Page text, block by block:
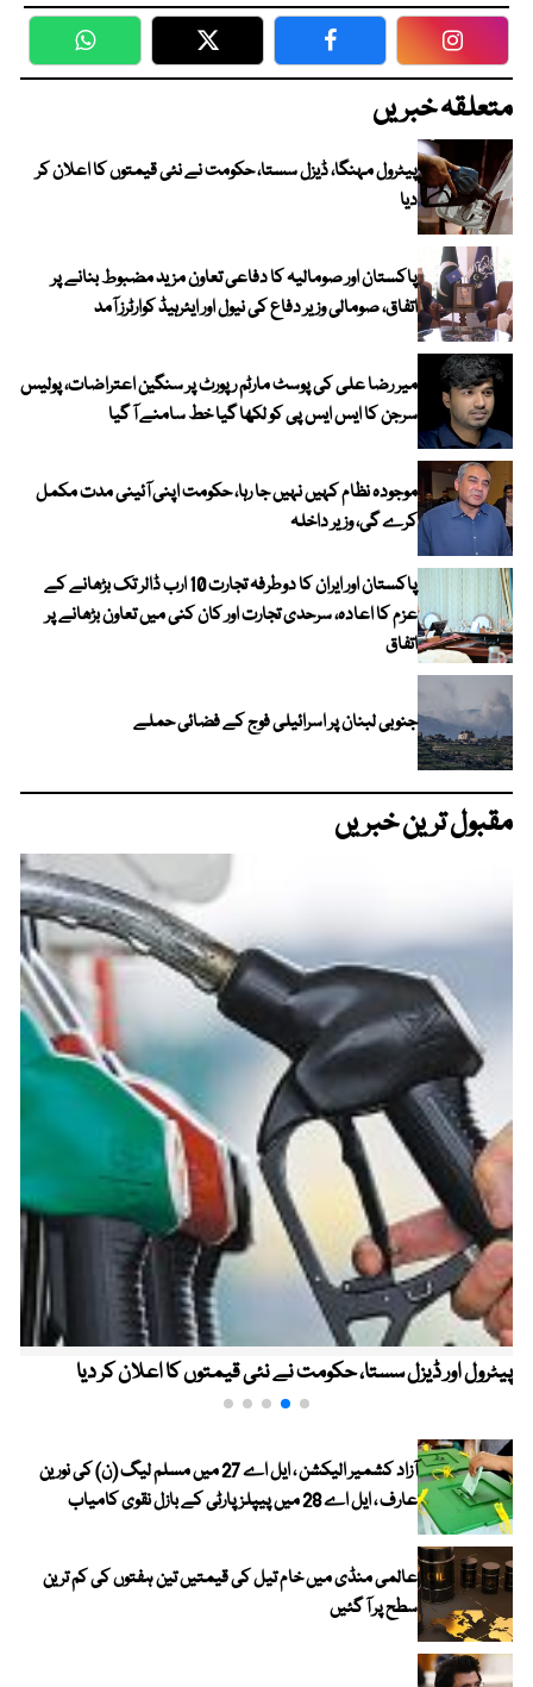
WhatsApp Twitter Facebook
متعلقہ خبریں
پیٹرول مہنگا، ڈیزل سستا، حکومت نے نئی قیمتوں کا اعلان کر
دیا
پاکستان اور صومالیہ کا دفاعی تعاون مزید مضبوط بنانے پر
اتفاق، صومالی وزیر دفاع کی نیول اور ایئرہیڈ کوارٹرز آمد
میر رضا علی کی پوسٹ مارٹم رپورٹ پر سنگین اعتراضات، پولیس
سرجن کا ایس ایس پی کو لکھا گیا خط سامنے آ گیا
موجودہ نظام کہیں نہیں جا رہا، حکومت اپنی آئینی مدت مکمل
کرے گی، وزیر داخلہ
پاکستان اور ایران کا دوطرفہ تجارت 10 ارب ڈالر تک بڑھانے کے
عزم کا اعادہ، سرحدی تجارت اور کان کنی میں تعاون بڑھانے پر
اتفاق
جنوبی لبنان پر اسرائیلی فوج کے فضائی حملے
مقبول ترین خبریں
پیٹرول اور ڈیزل سستا، حکومت نے نئی قیمتوں کا اعلان کر دیا
آزاد کشمیر الیکشن ، ایل اے 27 میں مسلم لیگ (ن) کی نورین
عارف ، ایل اے 28 میں پیپلز پارٹی کے بازل نقوی کامیاب
عالمی منڈی میں خام تیل کی قیمتیں تین ہفتوں کی کم ترین
سطح پر آ گئیں